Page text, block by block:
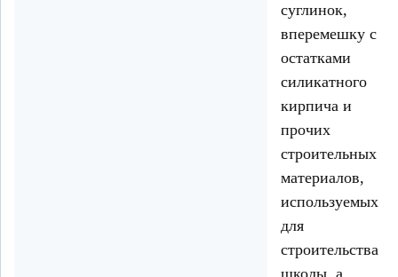
суглинок,
вперемешку с
остатками
силикатного
кирпича и
прочих
строительных
материалов,
используемых
для
строительства
школы, а